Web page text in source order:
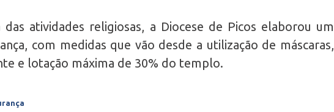
atividades religiosas, a Diocese de Picos elaborou um
com medidas que vão desde a utilização de máscaras,
e lotação máxima de 30% do templo.